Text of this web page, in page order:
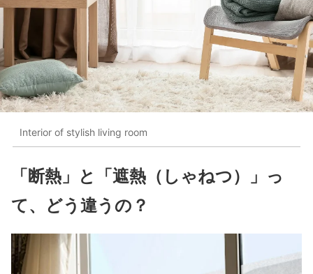
Interior of stylish living room
「断熱」と「遮熱（しゃねつ）」っ
て、どう違うの？